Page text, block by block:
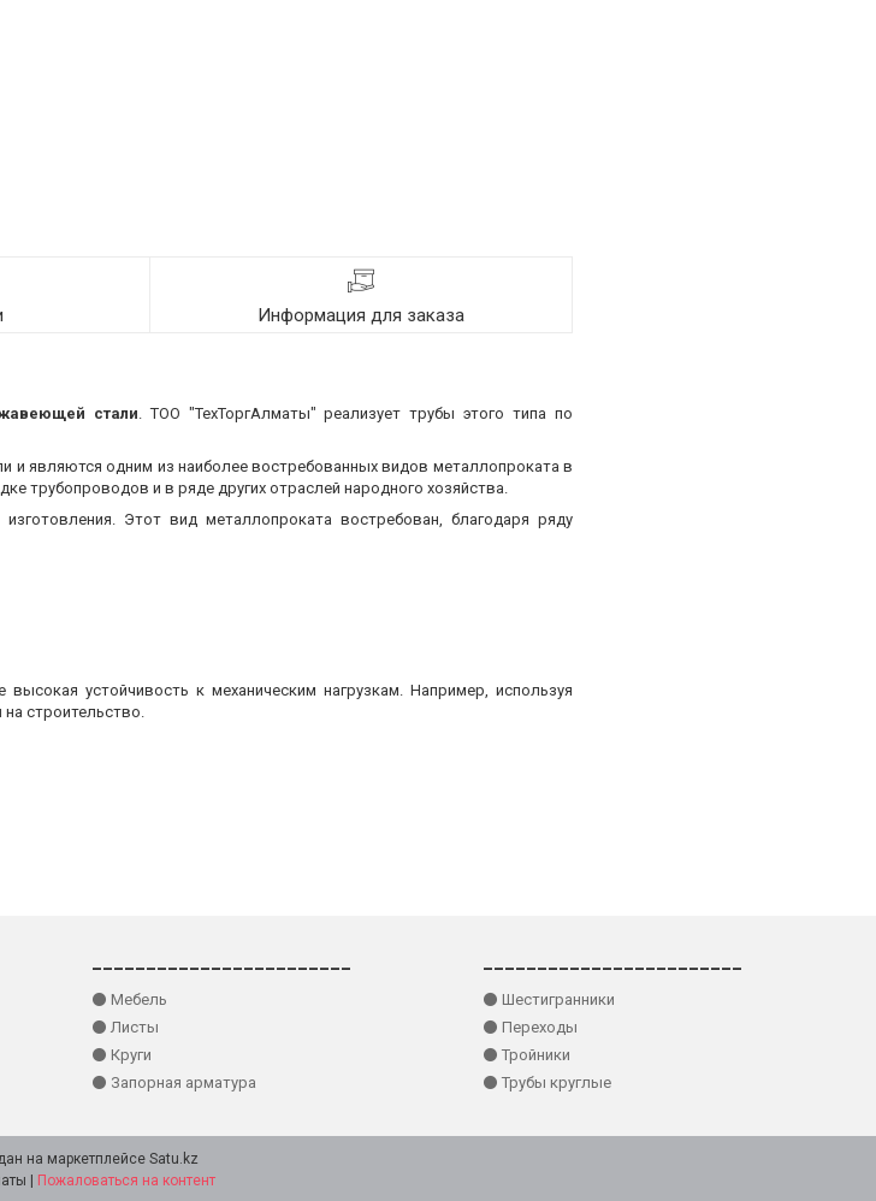
Информация для заказа
стали. ТОО "ТехТоргАлматы" реализует трубы этого типа по
и являются одним из наиболее востребованных видов металлопроката в
трубопроводов и в ряде других отраслей народного хозяйства.
Этот вид металлопроката востребован, благодаря ряду
устойчивость к механическим нагрузкам. Например, используя
строительство.
⚫ Мебель
⚫ Листы
⚫ Круги
⚫ Запорная арматура
⚫ Шестигранники
⚫ Переходы
⚫ Тройники
⚫ Трубы круглые
на маркетплейсе Satu.kz
Пожаловаться на контент